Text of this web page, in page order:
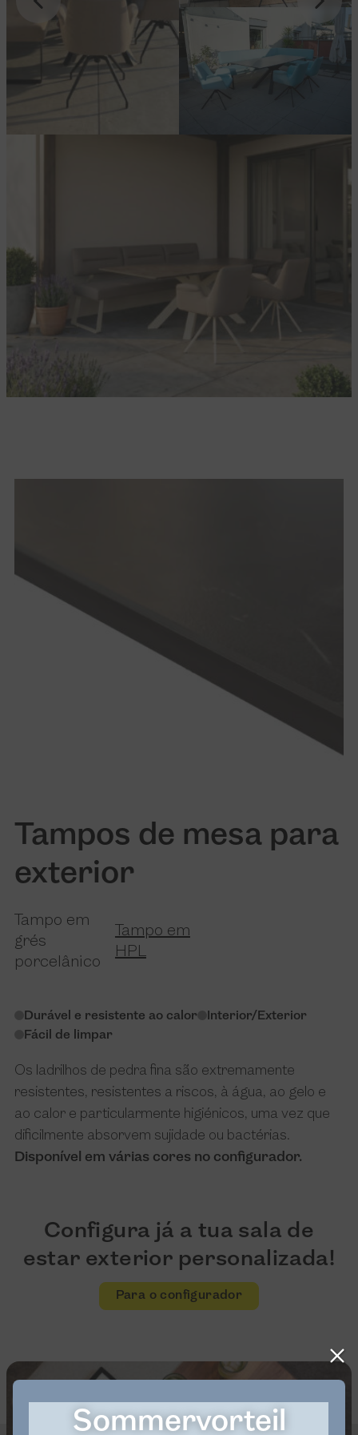
Configura já a tua sala de
estar exterior personalizada!
Para o configurador
Tampos de mesa para
exterior
Tampo em
grés
porcelânico
Tampo em
HPL
Durável e resistente ao calor
Interior/Exterior
Fácil de limpar
Os ladrilhos de pedra fina são extremamente
resistentes, resistentes a riscos, à água, ao gelo e
ao calor e particularmente higiénicos, uma vez que
dificilmente absorvem sujidade ou bactérias.
Disponível em várias cores no configurador.
Sommervorteil